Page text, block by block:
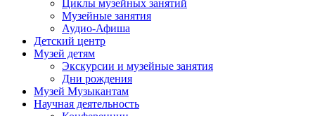
Циклы музейных занятий
Музейные занятия
Аудио-Афиша
Детский центр
Музей детям
Экскурсии и музейные занятия
Дни рождения
Музей Музыкантам
Научная деятельность